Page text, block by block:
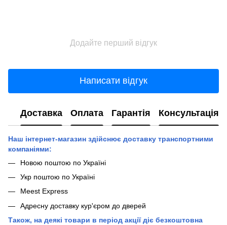
Додайте перший відгук
Написати відгук
Доставка Оплата Гарантія Консультація
Наш інтернет-магазин здійснює доставку транспортними
компаніями:
Новою поштою по Україні
Укр поштою по Україні
Meest Express
Адресну доставку кур'єром до дверей
Також, на деякі товари в період акції діє безкоштовна